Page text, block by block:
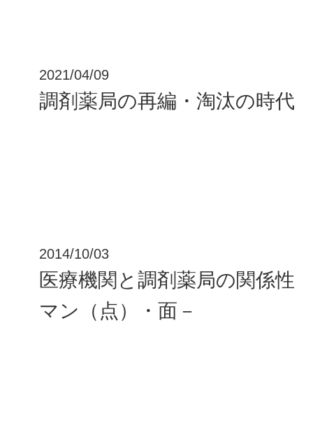
2021/04/09
調剤薬局の再編・淘汰の時代
2014/10/03
医療機関と調剤薬局の関係
マン（点）・面－